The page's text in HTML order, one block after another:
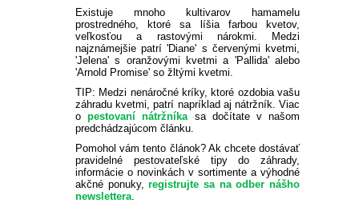
Existuje mnoho kultivarov hamamelu
prostredného, ktoré sa líšia farbou kvetov,
veľkosťou a rastovými nárokmi. Medzi
najznámejšie patrí 'Diane' s červenými kvetmi,
'Jelena' s oranžovými kvetmi a 'Pallida' alebo
'Arnold Promise' so žltými kvetmi.
TIP: Medzi nenáročné kríky, ktoré ozdobia vašu
záhradu kvetmi, patrí napríklad aj nátržník. Viac
opestovaní nátržníkasa dočítate v našom
predchádzajúcom článku.
Pomohol vám tento článok? Ak chcete dostávať
pravidelné pestovateľské tipy do záhrady,
informácie o novinkách v sortimente a výhodné
akčné ponuky,registrujte sa na odber nášho
newslettera.